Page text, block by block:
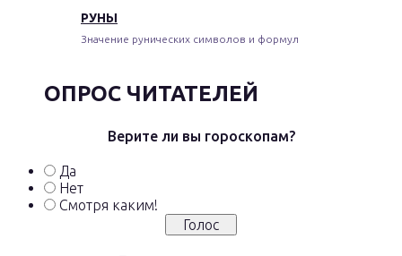
РУНЫ
Значение рунических символов и формул
ОПРОС ЧИТАТЕЛЕЙ
Верите ли вы гороскопам?
Да
Нет
Смотря каким!